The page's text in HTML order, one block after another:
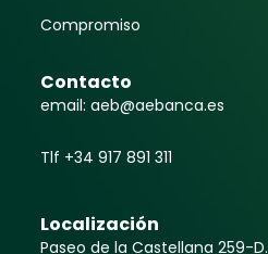
Compromiso
Contacto
email: aeb@aebanca.es
Tlf +34 917 891 311
Localización
Paseo de la Castellana 259-D.